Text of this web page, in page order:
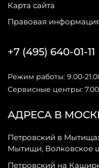
Карта сайта
Правовая
АДРЕСА В
Петровский в
Мытищи, Волковское
Петровский на
+7 (495) 640-01-11
Режим работы: 9.00-
Сервисные центры: